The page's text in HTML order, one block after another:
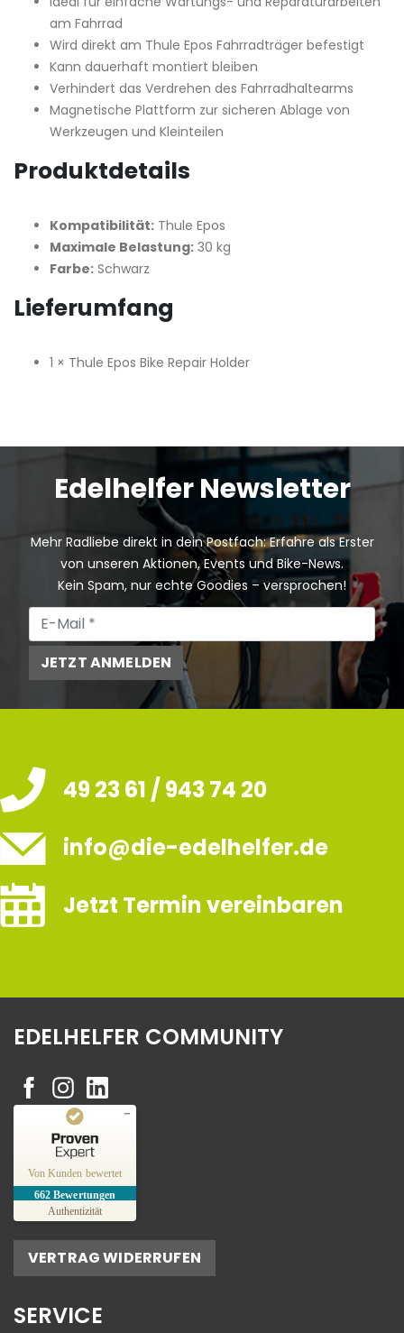
am Fahrrad
Wird direkt am Thule Epos Fahrradträger befestigt
Kann dauerhaft montiert bleiben
Verhindert das Verdrehen des Fahrradhaltearms
Magnetische Plattform zur sicheren Ablage von
Werkzeugen und Kleinteilen
Produktdetails
Kompatibilität: Thule Epos
Maximale Belastung: 30 kg
Farbe: Schwarz
Lieferumfang
1 × Thule Epos Bike Repair Holder
Edelhelfer Newsletter
Mehr Radliebe direkt in dein Postfach: Erfahre als Erster
von unseren Aktionen, Events und Bike-News.
Kein Spam, nur echte Goodies – versprochen!
JETZT ANMELDEN
49 23 61 / 943 74 20
info@die-edelhelfer.de
Jetzt Termin vereinbaren
EDELHELFER COMMUNITY
Von Kunden bewertet
662 Bewertungen
Authentizität
Kundenbewertungen und Erfahrungen zu
SEHR GUT
4,81
/
5,00
Bewertungen von
1
anderen Quelle
VERTRAG WIDERRUFEN
SERVICE